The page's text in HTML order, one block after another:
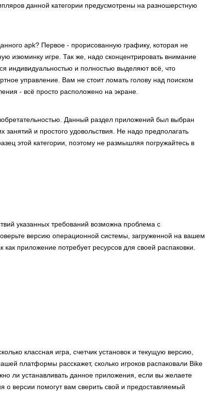
данной категории предусмотрены на разношерстную
apk? Первое - прорисованную графику, которая не
изюминку игре. Так же, надо сконцентрировать внимание
индивидуальностью и полностью выделяют всё, что
управление. Вам не стоит ломать голову над поиском
- всё просто расположено на экране.
Данный раздел приложений был выбран
и простого удовольствия. Не надо предполагать
этой категории, поэтому не размышляя погружайтесь в
указанных требований возможна проблема с
версию операционной системы, загруженной на вашем
приложение потребует ресурсов для своей распаковки.
классная игра, счетчик установок и текущую версию,
платформы расскажет, сколько игроков распаковали Bike
ли устанавливать данное приложения, если вы желаете
о версии помогут вам сверить свой и предоставляемый